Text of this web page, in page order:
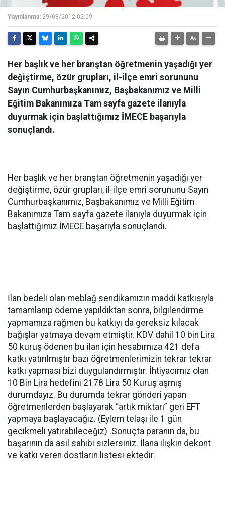
Yayınlanma: 29/08/2012 02:09
Her başlık ve her branştan öğretmenin yaşadığı yer
değiştirme, özür grupları, il-ilçe emri sorununu
Sayın Cumhurbaşkanımız, Başbakanımız ve Milli
Eğitim Bakanımıza Tam sayfa gazete ilanıyla
duyurmak için başlattığımız İMECE başarıyla
sonuçlandı.
Her başlık ve her branştan öğretmenin yaşadığı yer
değiştirme, özür grupları, il-ilçe emri sorununu Sayın
Cumhurbaşkanımız, Başbakanımız ve Milli Eğitim
Bakanımıza Tam sayfa gazete ilanıyla duyurmak için
başlattığımız İMECE başarıyla sonuçlandı.
İlan bedeli olan meblağ sendikamızın maddi katkısıyla
tamamlanıp ödeme yapıldıktan sonra, bilgilendirme
yapmamıza rağmen bu katkıyı da gereksiz kılacak
bağışlar yatmaya devam etmiştir. KDV dahil 10 bin Lira
50 kuruş ödenen bu ilan için hesabımıza 421 defa
katkı yatırılmıştır bazı öğretmenlerimizin tekrar tekrar
katkı yapması bizi duygulandırmıştır. İhtiyacımız olan
10 Bin Lira hedefini 2178 Lira 50 Kuruş aşmış
durumdayız. Bu durumda tekrar gönderi yapan
öğretmenlerden başlayarak “artık miktarı” geri EFT
yapmaya başlayacağız. (Eylem telaşı ile 1 gün
gecikmeli yatırabileceğiz) .Sonuçta paranın da, bu
başarının da asıl sahibi sizlersiniz. İlana ilişkin dekont
ve katkı veren dostların listesi ektedir.